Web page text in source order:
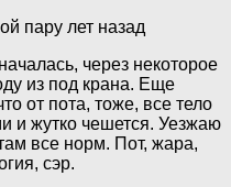
пару лет назад
через некоторое
из под крана. Еще
от пота, тоже, все тело
и жутко чешется. Уезжаю
все норм. Пот, жара,
сэр.